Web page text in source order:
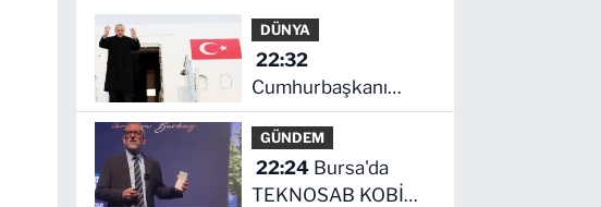
DÜNYA
22:32
Cumhurbaşkanı
Erdoğan, Suudi
Arabistan yolcusu
GÜNDEM
22:24
TEKNOSAB KOBİ